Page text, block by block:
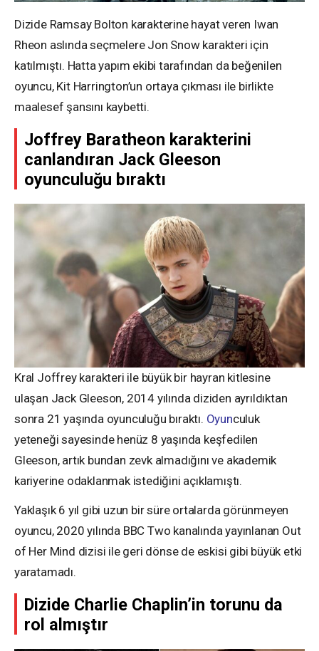
Dizide Ramsay Bolton karakterine hayat veren Iwan
Rheon aslında seçmelere Jon Snow karakteri için
katılmıştı. Hatta yapım ekibi tarafından da beğenilen
oyuncu, Kit Harrington’un ortaya çıkması ile birlikte
maalesef şansını kaybetti.
Joffrey Baratheon karakterini
canlandıran Jack Gleeson
oyunculuğu bıraktı
Kral Joffrey karakteri ile büyük bir hayran kitlesine
ulaşan Jack Gleeson, 2014 yılında diziden ayrıldıktan
sonra 21 yaşında oyunculuğu bıraktı. Oyunculuk
yeteneği sayesinde henüz 8 yaşında keşfedilen
Gleeson, artık bundan zevk almadığını ve akademik
kariyerine odaklanmak istediğini açıklamıştı.
Yaklaşık 6 yıl gibi uzun bir süre ortalarda görünmeyen
oyuncu, 2020 yılında BBC Two kanalında yayınlanan Out
of Her Mind dizisi ile geri dönse de eskisi gibi büyük etki
yaratamadı.
Dizide Charlie Chaplin’in torunu da
rol almıştır